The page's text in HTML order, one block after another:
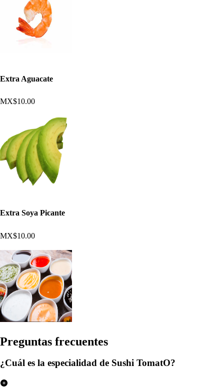
Extra Aguacate
MX$10.00
Extra Soya Picante
MX$10.00
Preguntas frecuentes
¿Cuál es la especialidad de Sushi TomatO?